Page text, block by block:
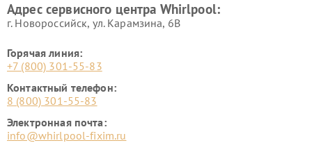
Адрес сервисного центра Whirlpool:
г. Новороссийск, ул. Карамзина, 6В
Горячая линия:
+7 (800) 301-55-83
Контактный телефон:
8 (800) 301-55-83
Электронная почта:
info@whirlpool-fixim.ru